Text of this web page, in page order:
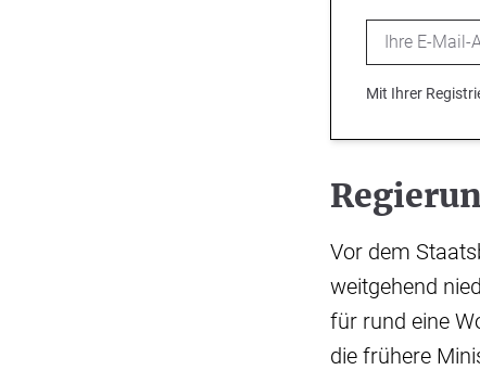
Email
Mit Ihrer
Vor dem
weitgehend
für rund eine
die frühere